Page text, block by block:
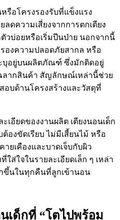
รือโครงรองรับที่แข็งแรง
ดความเสี่ยงจากการตกเตียง
วบ่อยหรือเริ่มปีนป่าย นอกจากนี้
งความปลอดภัยสากล หรือ
อยู่บนผลิตภัณฑ์ ซึ่งมักติดอยู่
ลากสินค้า สัญลักษณ์เหล่านี้ช่วย
อบด้านโครงสร้างและวัสดุที่
เอียดของงานผลิต เตียงนอนเด็ก
งขัดเรียบ ไม่มีเสี้ยนไม้ หรือ
ยเคืองและบาดเจ็บกับผิว
ใส่ใจในรายละเอียดเล็ก ๆ เหล่า
ขึ้นในทุกคืนที่ลูกเข้านอน
เด็กที่ “โตไปพร้อม